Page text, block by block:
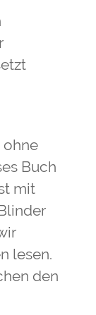
ohne
Buch
mit
lesen.
den